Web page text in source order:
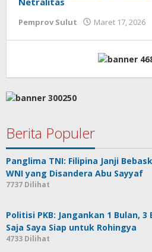
Pemprov Sulut Maret 17, 2026
Berita Populer
Panglima TNI: Filipina Janji
WNI yang Disandera Abu Sayyaf
7737 Dilihat
Politisi PKB: Jangankan 1 Bulan, 3
Saja Saya Siap untuk Rohingya
4733 Dilihat